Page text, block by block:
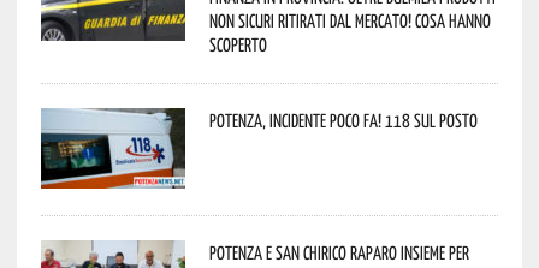
non sicuri ritirati dal mercato! Cosa hanno
scoperto
Potenza, incidente poco fa! 118 sul posto
Potenza e San Chirico Raparo insieme per